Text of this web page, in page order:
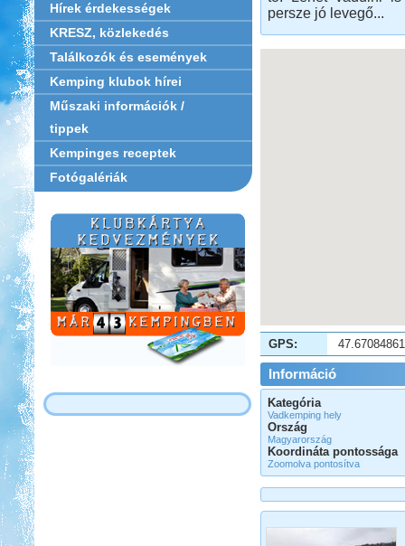
Hírek érdekességek
KRESZ, közlekedés
Találkozók és események
Kemping klubok hírei
Műszaki információk /
tippek
Kempinges receptek
Fotógalériák
persze jó levegő...
GPS:
Információ
Kategória
Vadkemping hely
Ország
Magyarország
Koordináta pontossága
Zoomolva pontosítva